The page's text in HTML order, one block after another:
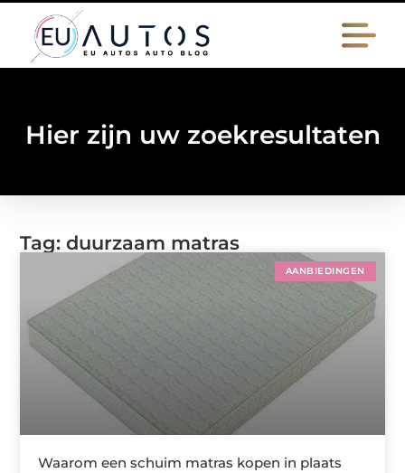
Hier zijn uw zoekresultaten
Tag: duurzaam matras
AANBIEDINGEN
Waarom een schuim matras kopen in plaats